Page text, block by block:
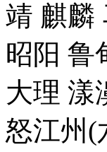
靖 麒麟
昭阳 鲁
大理 漾
怒江州(